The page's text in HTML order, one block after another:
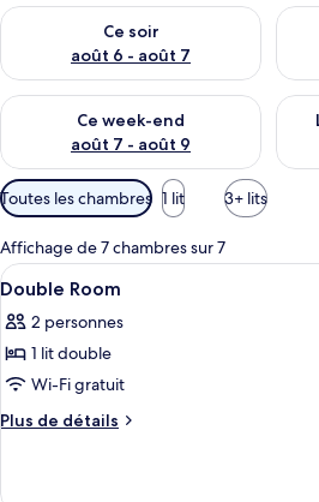
Ce soir
août 6 - août 7
Vérifier la disponibilité pour ce soir
Ce week-end
août 7 - août 9
Vérifier la disponibilité pour ce
Filtres
disponibles
pour
les
chambres
Toutes les chambres 1 lit 3+ lits
Affichage de 7 chambres sur 7
Afficher
toutes
les
photos
pour
ce
Une
5
Double Room
2 personnes
1 lit double
Wi-Fi gratuit
Plus de détails
Plus